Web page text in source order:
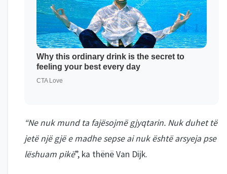
“Ne nuk mund ta fajësojmë gjyqtarin. Nuk duhet të
jetë një gjë e madhe sepse ai nuk është arsyeja pse
lëshuam pikë”, ka thënë Van Dijk.